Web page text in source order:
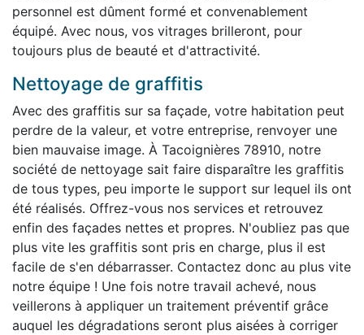
personnel est dûment formé et convenablement
équipé. Avec nous, vos vitrages brilleront, pour
toujours plus de beauté et d'attractivité.
Nettoyage de graffitis
Avec des graffitis sur sa façade, votre habitation peut
perdre de la valeur, et votre entreprise, renvoyer une
bien mauvaise image. À Tacoignières 78910, notre
société de nettoyage sait faire disparaître les graffitis
de tous types, peu importe le support sur lequel ils ont
été réalisés. Offrez-vous nos services et retrouvez
enfin des façades nettes et propres. N'oubliez pas que
plus vite les graffitis sont pris en charge, plus il est
facile de s'en débarrasser. Contactez donc au plus vite
notre équipe ! Une fois notre travail achevé, nous
veillerons à appliquer un traitement préventif grâce
auquel les dégradations seront plus aisées à corriger